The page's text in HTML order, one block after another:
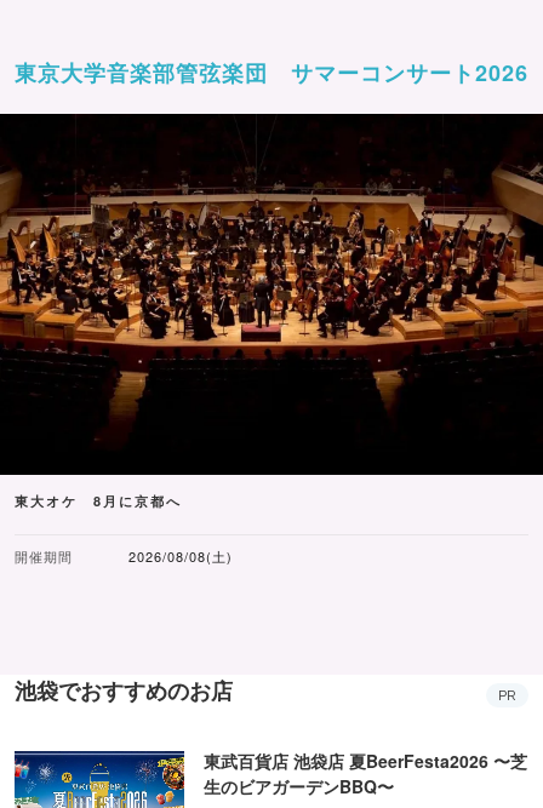
東京大学音楽部管弦楽団 サマーコンサート2026
東大オケ 8月に京都へ
開催期間 2026/08/08(土)
池袋でおすすめのお店 PR
東武百貨店 池袋店 夏BeerFesta2026 〜芝
生のビアガーデンBBQ〜